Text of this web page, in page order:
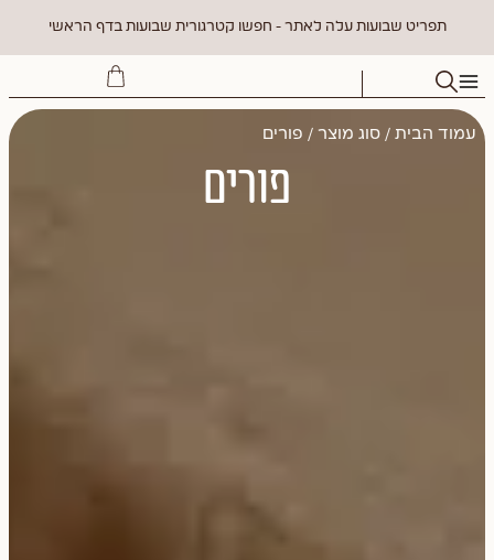
תפריט שבועות עלה לאתר - חפשו קטרגורית שבועות בדף הראשי
עמוד הבית / סוג מוצר / פורים
פורים